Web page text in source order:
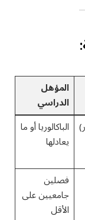
المؤهل
الدراسي
الباكالوريا أو ما
يعادلها
فصلين
جامعيين على
الأقل